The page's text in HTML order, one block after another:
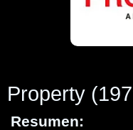
Property
Resumen: